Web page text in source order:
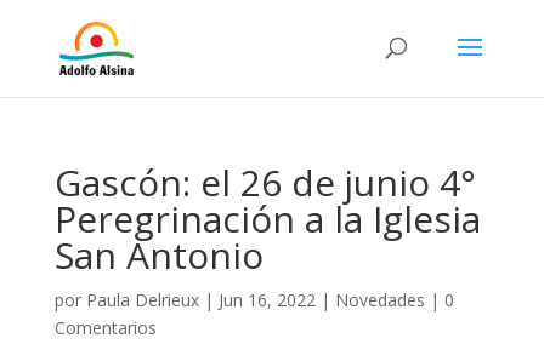
Gascón: el 26 de junio 4°
Peregrinación a la Iglesia
San Antonio
por Paula Delrieux| Jun 16, 2022| Novedades | 0
Comentarios